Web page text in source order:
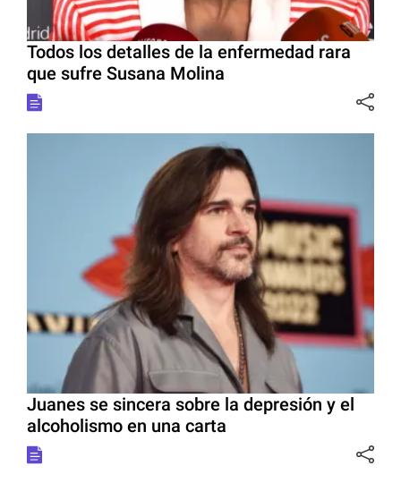
Todos los detalles de la enfermedad rara
que sufre Susana Molina
Juanes se sincera sobre la depresión y el
alcoholismo en una carta